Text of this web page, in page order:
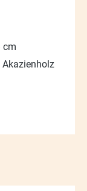
cm
Akazienholz